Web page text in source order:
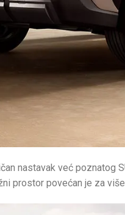
nastavak već
prostor povećan je za